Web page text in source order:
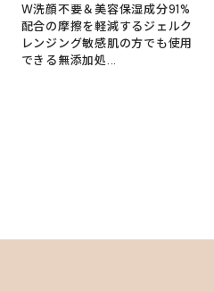
W洗顔不要＆美容保湿成分91%
配合の摩擦を軽減するジェルク
レンジング敏感肌の方でも使用
できる無添加処...